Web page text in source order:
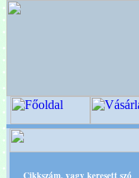
Világ